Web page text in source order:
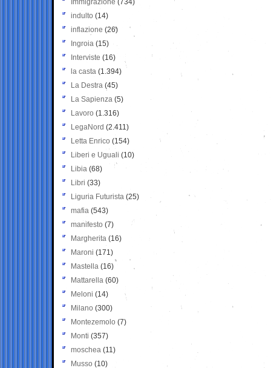
Immigrazione (734)
indulto (14)
inflazione (26)
Ingroia (15)
Interviste (16)
la casta (1.394)
La Destra (45)
La Sapienza (5)
Lavoro (1.316)
LegaNord (2.411)
Letta Enrico (154)
Liberi e Uguali (10)
Libia (68)
Libri (33)
Liguria Futurista (25)
mafia (543)
manifesto (7)
Margherita (16)
Maroni (171)
Mastella (16)
Mattarella (60)
Meloni (14)
Milano (300)
Montezemolo (7)
Monti (357)
moschea (11)
Musso (10)